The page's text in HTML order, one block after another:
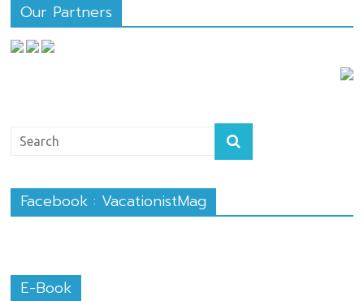
Our Partners
Facebook : VacationistMag
E-Book